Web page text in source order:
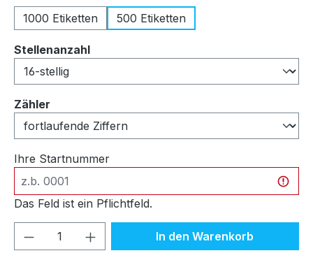
1000 Etiketten
500 Etiketten
Stellenanzahlauswählen
Zähler
Ihre Startnummer
Das Feld ist ein Pflichtfeld.
Produkt Anzahl: Gib denIn den Warenkorb